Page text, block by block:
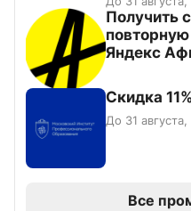
Получить
повторную
Яндекс
Скидка
До 31
Все